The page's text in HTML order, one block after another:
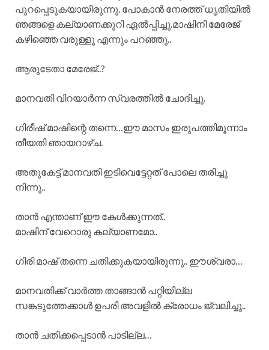
പുറപ്പെടുകയായിരുന്നു. പോകാൻ നേരത്ത് ധൃതിയിൽ
ഞങ്ങളെ കല്യാണക്കുറി ഏൽപ്പിച്ചു.മാഷിനി മേരേജ്
കഴിഞ്ഞെ വരുള്ളൂ എന്നും പറഞ്ഞു..
ആരുടേതാ മേരേജ്..?
മാനവതി വിറയാർന്ന സ്വരത്തിൽ ചോദിച്ചു.
ഗിരീഷ് മാഷിന്റെ തന്നെ…ഈ മാസം ഇരുപത്തിമൂന്നാം
തീയതി ഞായറാഴ്ച.
അതുകേട്ട് മാനവതി ഇടിവെട്ടേറ്റത് പോലെ തരിച്ചു
നിന്നു..
താൻ എന്താണ് ഈ കേൾക്കുന്നത്..
മാഷിന് വേറൊരു കല്യാണമോ..
ഗിരി മാഷ് തന്നെ ചതിക്കുകയായിരുന്നു.. ഈശ്വരാ…
മാനവതിക്ക് വാർത്ത താങ്ങാൻ പറ്റിയില്ല
സങ്കടുത്തേക്കാൾ ഉപരി അവളിൽ ക്രോധം ജ്വലിച്ചു..
താൻ ചതിക്കപ്പെടാൻ പാടില്ല…